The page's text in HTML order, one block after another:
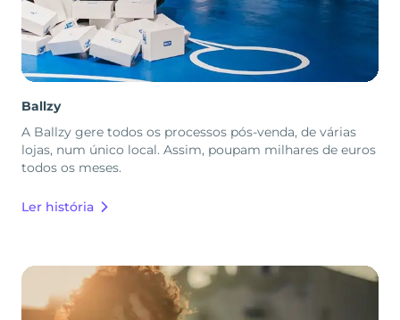
Ballzy
A Ballzy gere todos os processos pós-venda, de várias
lojas, num único local. Assim, poupam milhares de euros
todos os meses.
Ler história